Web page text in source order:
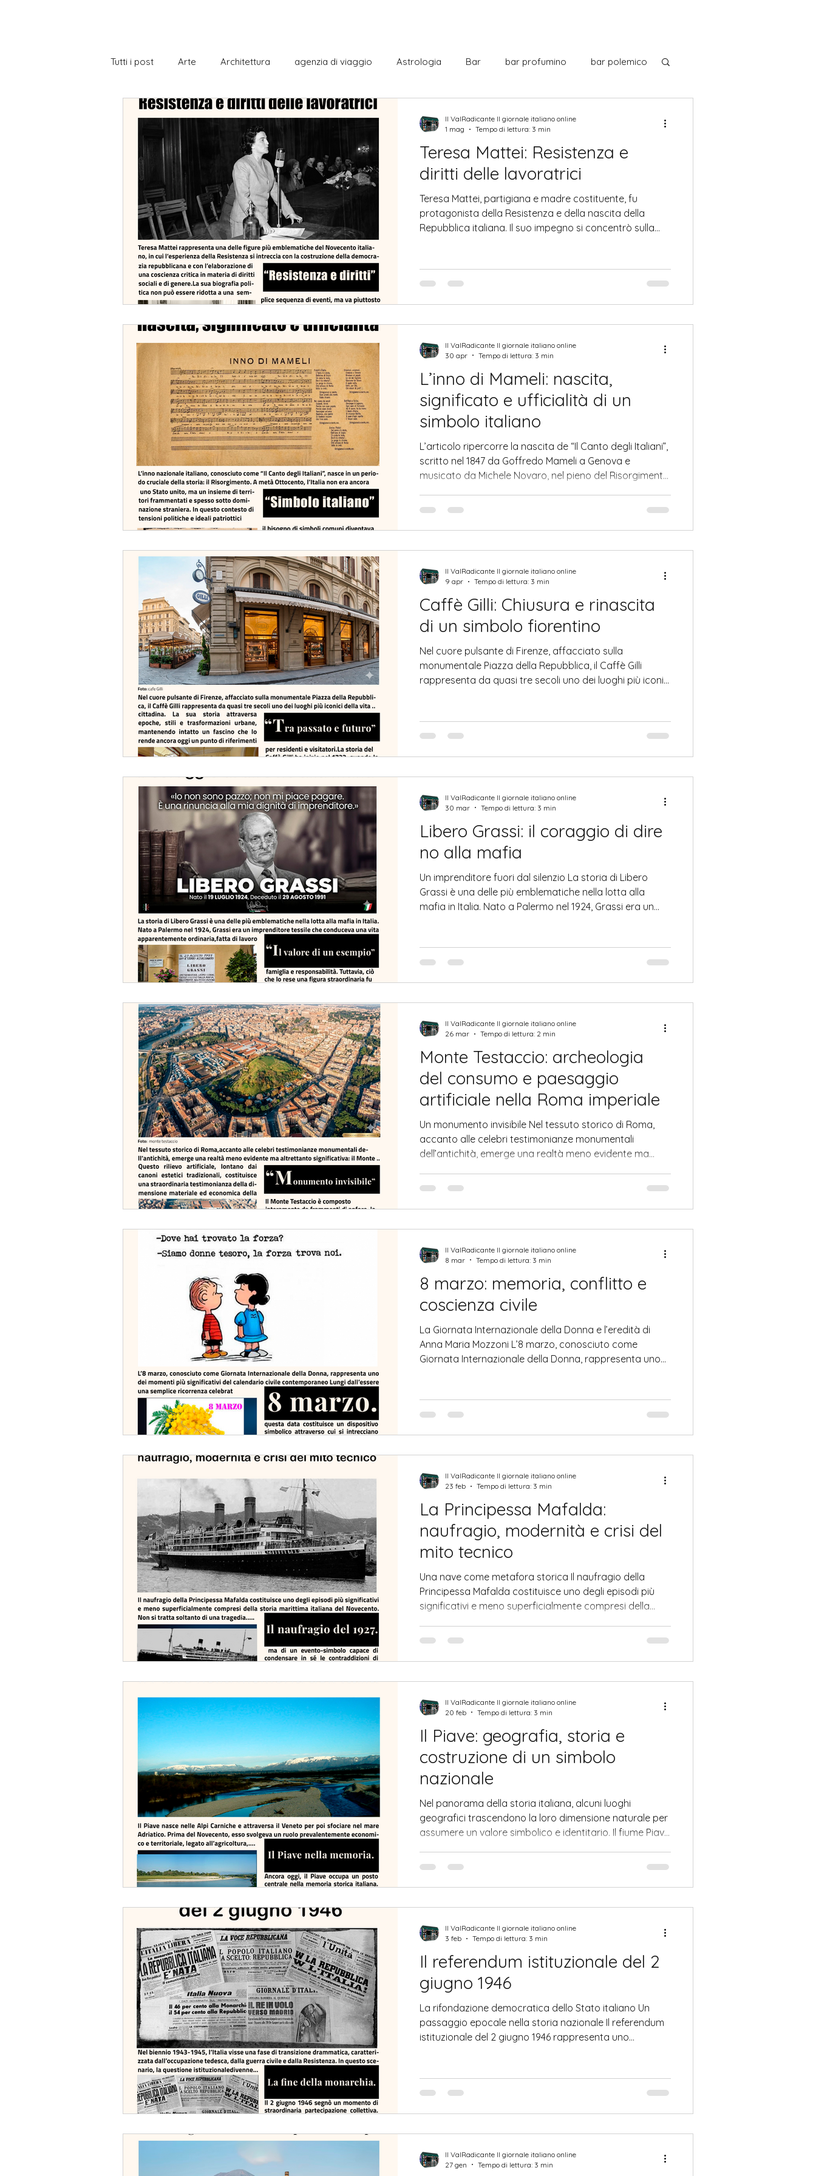
Tutti i post Arte Architettura agenzia di viaggio Astrologia Bar bar profumino bar polemico
Biblioteca Borse di Studio Cabaret Centro commerciale
Cittadinanza italiana Cucina italiana Curiosità Dante Alighieri Film italiani
Gastronomia Gramatica La città Letteratura Municipio Museo Musica
Notizie a livelli Notizie con esercizi Notizie dal mondo
Teresa Mattei: Resistenza e
diritti delle lavoratrici
Teresa Mattei, partigiana e madre costituente, fu
protagonista della Resistenza e della nascita della
Repubblica italiana. Il suo impegno si concentrò sulla
partecipazione democratica in un contesto ancora
segnato da profonde disuguaglianze.
Il ValRadicante Il giornale italiano online
1 mag
Tempo di lettura: 3 min
L’inno di Mameli: nascita,
significato e ufficialità di un
simbolo italiano
L’articolo ripercorre la nascita de “Il Canto degli Italiani”,
scritto nel 1847 da Goffredo Mameli a Genova e
musicato da Michele Novaro, nel pieno del Risorgimento.
patriottico, il suo utilizzo dopo la nascita della
strofa. Conclude con il riconoscimento ufficiale dell’inno
nel 2017 e il suo valore come emblema di unità
Il ValRadicante Il giornale italiano online
30 apr
Tempo di lettura: 3 min
Caffè Gilli: Chiusura e rinascita
di un simbolo fiorentino
Nel cuore pulsante di Firenze, affacciato sulla
monumentale Piazza della Repubblica, il Caffè Gilli
rappresenta da quasi tre secoli uno dei luoghi più iconici
fascino che lo rende ancora oggi un punto di
riferimento per residenti e visitatori. Un caffè europeo
Il ValRadicante Il giornale italiano online
9 apr
Tempo di lettura: 3 min
Libero Grassi: il coraggio di dire
no alla mafia
Un imprenditore fuori dal silenzio La storia di Libero
Grassi è una delle più emblematiche nella lotta alla
mafia in Italia. Nato a Palermo nel 1924, Grassi era un
responsabilità. Tuttavia, ciò che lo rese una figura
straordinaria fu la sua decisione di rompere il muro di
Il ValRadicante Il giornale italiano online
30 mar
Tempo di lettura: 3 min
Monte Testaccio: archeologia
del consumo e paesaggio
artificiale nella Roma imperiale
Un monumento invisibile Nel tessuto storico di Roma,
accanto alle celebri testimonianze monumentali
dell’antichità, emerge una realtà meno evidente ma
rilievo artificiale, lontano dai canoni estetici tradizionali,
dimensione materiale ed economica della civiltà
romana. Più che un monumento nel senso classico del
prat
Il ValRadicante Il giornale italiano online
26 mar
Tempo di lettura: 2 min
8 marzo: memoria, conflitto e
coscienza civile
La Giornata Internazionale della Donna e l’eredità di
Anna Maria Mozzoni L’8 marzo, conosciuto come
Giornata Internazionale della Donna, rappresenta uno
ricorrenza celebrativa, questa data costituisce un
dispositivo simbolico attraverso cui si intrecciano
Il ValRadicante Il giornale italiano online
8 mar
Tempo di lettura: 3 min
La Principessa Mafalda:
naufragio, modernità e crisi del
mito tecnico
Una nave come metafora storica Il naufragio della
Principessa Mafalda costituisce uno degli episodi più
significativi e meno superficialmente compresi della
soltanto di una tragedia navale, ma di un evento-
un’epoca segnata da fiducia illimitata nel progresso
tecnico, profonde disuguaglianze sociali e flussi
Mafalda p
Il ValRadicante Il giornale italiano online
23 feb
Tempo di lettura: 3 min
Il Piave: geografia, storia e
costruzione di un simbolo
nazionale
Nel panorama della storia italiana, alcuni luoghi
geografici trascendono la loro dimensione naturale per
assumere un valore simbolico e identitario. Il fiume Piave
trasformazione: da semplice corso d’acqua alpino a
significato politico. La sua centralità storica emerge
con particolare forza durante la Prima guerra mondiale,
Il ValRadicante Il giornale italiano online
20 feb
Tempo di lettura: 3 min
Il referendum istituzionale del 2
giugno 1946
La rifondazione democratica dello Stato italiano Un
passaggio epocale nella storia nazionale Il referendum
istituzionale del 2 giugno 1946 rappresenta uno
nazionale, il popolo italiano fu chiamato a pronunciarsi
direttamente sulla forma dello Stato, scegliendo tra
Il ValRadicante Il giornale italiano online
3 feb
Tempo di lettura: 3 min
Il ValRadicante Il giornale italiano online
27 gen
Tempo di lettura: 3 min